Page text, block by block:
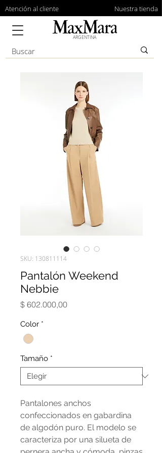
Atención al cliente Nuestra tienda
ARGENTINA
SKU: 130811114
Pantalón Weekend
Nebbie
$ 602.000,00Precio
Color *
Tamaño *
Pantalones anchos
confeccionados en gabardina
de algodón puro. El modelo se
caracteriza por una silueta de